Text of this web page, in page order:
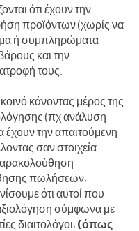
ότι έχουν την
προϊόντων (χωρίς να
ή συμπληρώματα
και την
τους.
κάνοντας μέρος της
(πχ ανάλυση
την απαιτούμενη
σαν στοιχεία
πωλήσεων,
ότι αυτοί που
σύμφωνα με
διαιτολόγοι, (όπως